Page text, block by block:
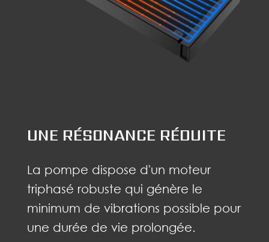
UNE RÉSONANCE RÉDUITE
La pompe dispose d'un moteur
triphasé robuste qui génère le
minimum de vibrations possible pour
une durée de vie prolongée.